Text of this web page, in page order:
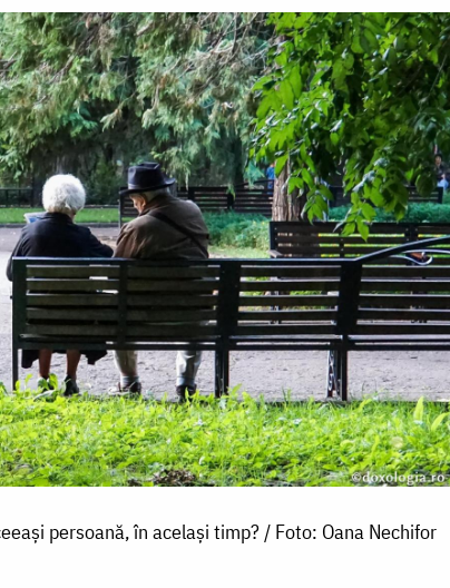
persoană, în același timp? / Foto: Oana Nechifor